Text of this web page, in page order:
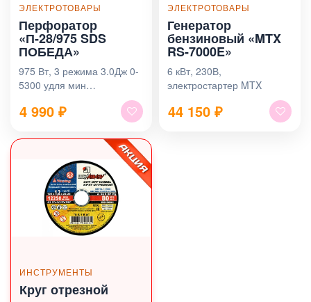
ЭЛЕКТРОТОВАРЫ
Перфоратор
«П-28/975 SDS
ПОБЕДА»
975 Вт, 3 режима 3.0Дж 0-
5300 удля мин
4 990 ₽
ЭЛЕКТРОТОВАРЫ
Генератор
бензиновый «MTX
RS-7000E»
6 кВт, 230В,
электростартер MTX
44 150 ₽
ИНСТРУМЕНТЫ
Круг отрезной